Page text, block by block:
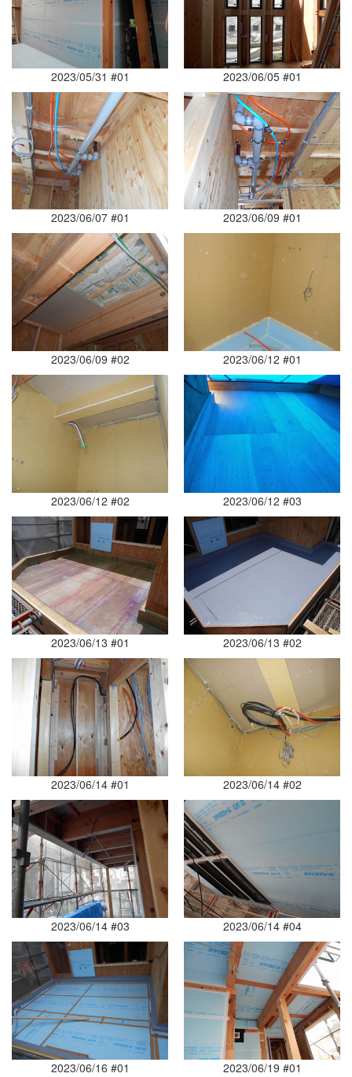
2023/05/31 #01 2023/06/05 #01
2023/06/07 #01 2023/06/09 #01
2023/06/09 #02 2023/06/12 #01
2023/06/12 #02 2023/06/12 #03
2023/06/13 #01 2023/06/13 #02
2023/06/14 #01 2023/06/14 #02
2023/06/14 #03 2023/06/14 #04
2023/06/16 #01 2023/06/19 #01